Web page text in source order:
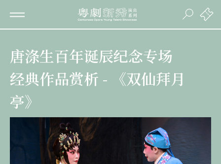
唐涤生百年诞辰纪念专场
经典作品赏析 - 《双仙拜月
亭》